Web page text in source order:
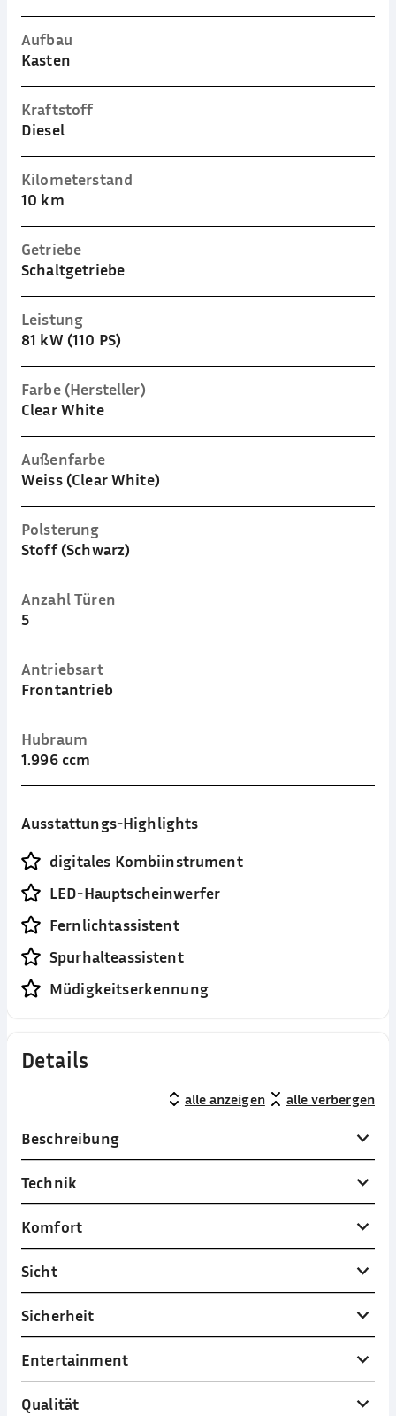
Aufbau
Kasten
Kraftstoff
Diesel
Kilometerstand
10 km
Getriebe
Schaltgetriebe
Leistung
81 kW (110 PS)
Farbe (Hersteller)
Clear White
Außenfarbe
Weiss (Clear White)
Polsterung
Stoff (Schwarz)
Anzahl Türen
5
Antriebsart
Frontantrieb
Hubraum
1.996 ccm
Ausstattungs-Highlights
digitales Kombiinstrument
LED-Hauptscheinwerfer
Fernlichtassistent
Spurhalteassistent
Müdigkeitserkennung
Details
alle anzeigen alle verbergen
Beschreibung
Technik
Komfort
Sicht
Sicherheit
Entertainment
Qualität